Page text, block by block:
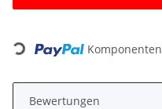
Loading...
Bewertungen